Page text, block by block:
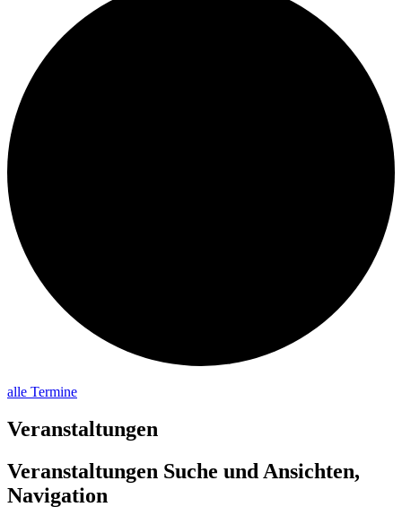
alle Termine
Veranstaltungen
Veranstaltungen Suche und Ansichten,
Navigation